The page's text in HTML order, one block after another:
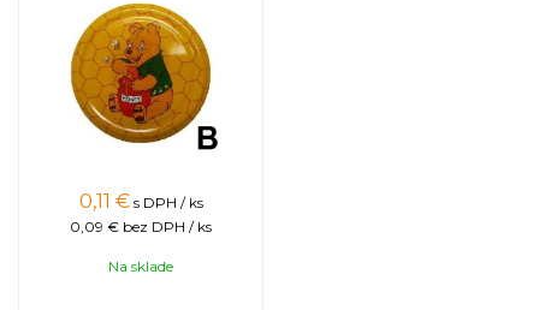
0,11 € s DPH / ks
0,09 € bez DPH / ks
Na sklade